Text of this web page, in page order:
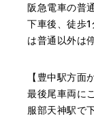
阪急電車の普
下車後、徒歩
は普通以外は
【豊中駅方面
最後尾車両に
服部天神駅で